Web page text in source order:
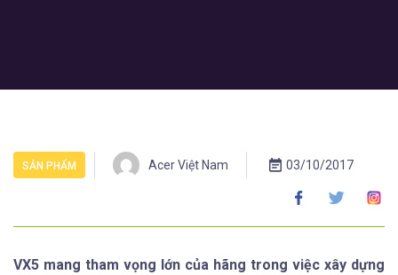
SẢN PHẨM Acer Việt Nam 03/10/2017
VX5 mang tham vọng lớn của hãng trong việc xây dựng